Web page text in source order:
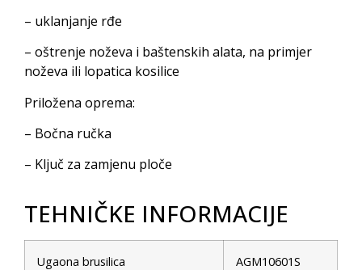
– uklanjanje rđe
– oštrenje noževa i baštenskih alata, na primjer
noževa ili lopatica kosilice
Priložena oprema:
– Bočna ručka
– Ključ za zamjenu ploče
TEHNIČKE INFORMACIJE
Ugaona brusilica AGM10601S